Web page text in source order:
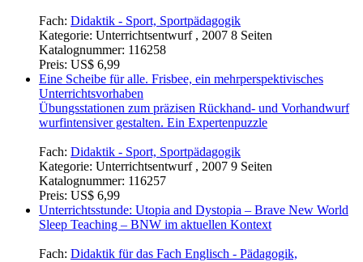
Fach:Didaktik - Sport, Sportpädagogik
Kategorie:Unterrichtsentwurf , 2007 8 Seiten
Katalognummer:
Preis:US$ 6,99
Eine Scheibe für alle. Frisbee, ein mehrperspektivisches
Unterrichtsvorhaben
Übungsstationen zum präzisen Rückhand- und Vorhandwurf
Fach:Didaktik - Sport, Sportpädagogik
Kategorie: Unterrichtsentwurf , 2007 9 Seiten
Katalognummer:116257
Preis: US$ 6,99
Sleep Teaching – BNW im aktuellen Kontext